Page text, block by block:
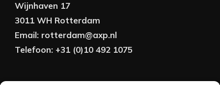
Wijnhaven 17
3011 WH Rotterdam
Email: rotterdam@axp.nl
Telefoon: +31 (0)10 492 1075